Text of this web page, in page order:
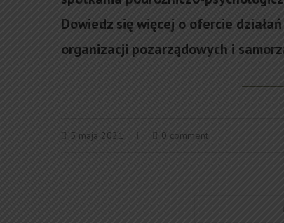
Dowiedz się więcej o ofercie
organizacji pozarządowych i
5 maja 2021 0 comment